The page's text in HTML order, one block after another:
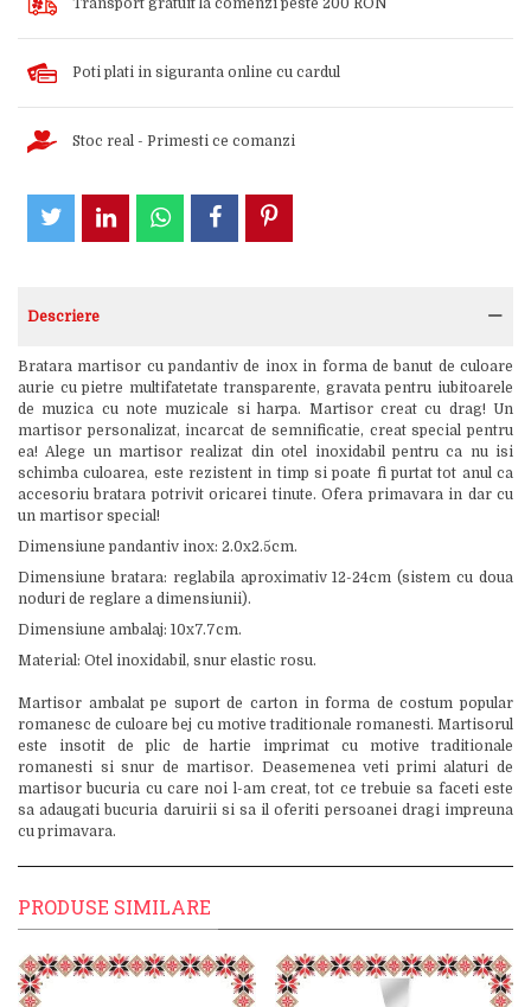
Poti plati in siguranta online cu cardul
Stoc real - Primesti ce comanzi
Descriere
Bratara martisor cu pandantiv de inox in forma de banut de culoare
aurie cu pietre multifatetate transparente, gravata pentru iubitoarele
de muzica cu note muzicale si harpa. Martisor creat cu drag! Un
martisor personalizat, incarcat de semnificatie, creat special pentru
ea! Alege un martisor realizat din otel inoxidabil pentru ca nu isi
schimba culoarea, este rezistent in timp si poate fi purtat tot anul ca
accesoriu bratara potrivit oricarei tinute. Ofera primavara in dar cu
un martisor special!
Dimensiune pandantiv inox: 2.0x2.5cm.
Dimensiune bratara: reglabila aproximativ 12-24cm (sistem cu doua
noduri de reglare a dimensiunii).
Dimensiune ambalaj: 10x7.7cm.
Material: Otel inoxidabil, snur elastic rosu.
Martisor ambalat pe suport de carton in forma de costum popular
romanesc de culoare bej cu motive traditionale romanesti. Martisorul
este insotit de plic de hartie imprimat cu motive traditionale
romanesti si snur de martisor. Deasemenea veti primi alaturi de
martisor bucuria cu care noi l-am creat, tot ce trebuie sa faceti este
sa adaugati bucuria daruirii si sa il oferiti persoanei dragi impreuna
cu primavara.
PRODUSE SIMILARE